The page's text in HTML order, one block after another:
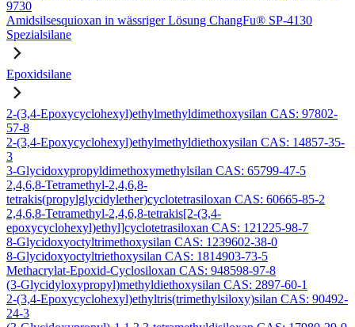
9730
Amidsilsesquioxan in wässriger Lösung ChangFu® SP-4130
Spezialsilane
Epoxidsilane
2-(3,4-Epoxycyclohexyl)ethylmethyldimethoxysilan CAS: 97802-
57-8
2-(3,4-Epoxycyclohexyl)ethylmethyldiethoxysilan CAS: 14857-35-
3
3-Glycidoxypropyldimethoxymethylsilan CAS: 65799-47-5
2,4,6,8-Tetramethyl-2,4,6,8-
tetrakis(propylglycidylether)cyclotetrasiloxan CAS: 60665-85-2
2,4,6,8-Tetramethyl-2,4,6,8-tetrakis[2-(3,4-
epoxycyclohexyl)ethyl]cyclotetrasiloxan CAS: 121225-98-7
8-Glycidoxyoctyltrimethoxysilan CAS: 1239602-38-0
8-Glycidoxyoctyltriethoxysilan CAS: 1814903-73-5
Methacrylat-Epoxid-Cyclosiloxan CAS: 948598-97-8
(3-Glycidyloxypropyl)methyldiethoxysilan CAS: 2897-60-1
2-(3,4-Epoxycyclohexyl)ethyltris(trimethylsiloxy)silan CAS: 90492-
24-3